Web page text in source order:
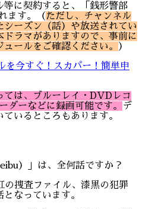
等に契約すると、「銭形警部
ます。（ ただし、チャンネル
ーズン（話）や放送されてい
ラマがありますので、事前に
ールをご確認ください。
）
を今すぐ！スカパー！簡単申
ては、ブルーレイ・DVDレコ
ダーなどに録画可能です。
デ
いるところもあります。
）」は、全何話ですか？
の捜査ファイル、漆黒の犯罪
なっています。